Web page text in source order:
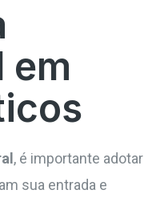
em
, é importante adotar
sua entrada e